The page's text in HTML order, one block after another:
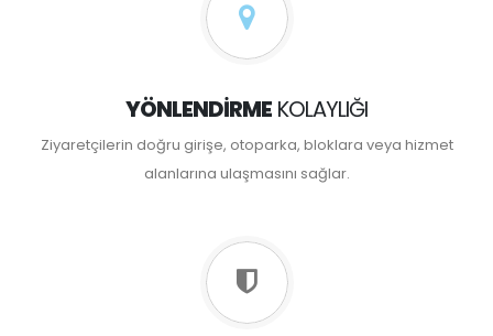
YÖNLENDIRME KOLAYLIĞI
Ziyaretçilerin doğru girişe, otoparka, bloklara veya hizmet
alanlarına ulaşmasını sağlar.